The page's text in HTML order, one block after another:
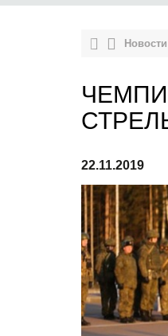
Новости
22.11.2019